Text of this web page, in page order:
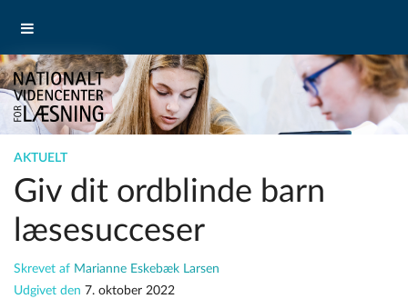
AKTUELT
Giv dit ordblinde barn
læsesucceser
Skrevet af Marianne Eskebæk Larsen
Udgivet den 7. oktober 2022